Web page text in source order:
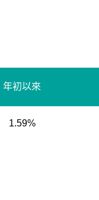
年初以來
1.59%